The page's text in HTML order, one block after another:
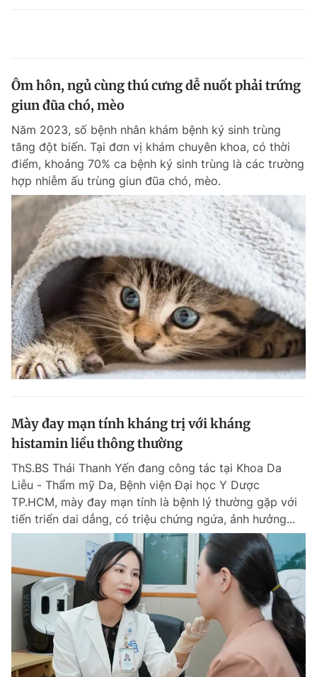
Ôm hôn, ngủ cùng thú cưng dễ nuốt phải trứng
giun đũa chó, mèo
Năm 2023, số bệnh nhân khám bệnh ký sinh trùng
tăng đột biến. Tại đơn vị khám chuyên khoa, có thời
điểm, khoảng 70% ca bệnh ký sinh trùng là các trường
hợp nhiễm ấu trùng giun đũa chó, mèo.
Mày đay mạn tính kháng trị với kháng
histamin liều thông thường
ThS.BS Thái Thanh Yến đang công tác tại Khoa Da
Liễu - Thẩm mỹ Da, Bệnh viện Đại học Y Dược
TP.HCM, mày đay mạn tính là bệnh lý thường gặp với
tiến triển dai dẳng, có triệu chứng ngứa, ảnh hưởng...